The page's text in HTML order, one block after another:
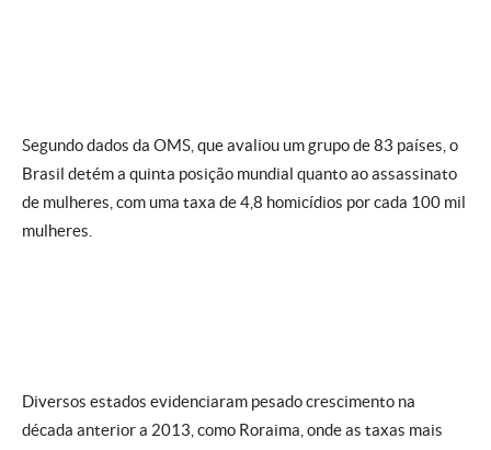
Segundo dados da OMS, que avaliou um grupo de 83 países, o
Brasil detém a quinta posição mundial quanto ao assassinato
de mulheres, com uma taxa de 4,8 homicídios por cada 100 mil
mulheres.
Diversos estados evidenciaram pesado crescimento na
década anterior a 2013, como Roraima, onde as taxas mais